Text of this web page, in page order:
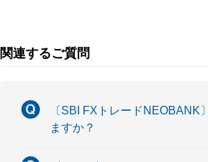
関連するご質問
〔SBI FXトレード
ますか？